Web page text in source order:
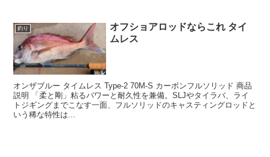
釣り
オフショアロッドならこれ タイ
ムレス
オンザブルー タイムレス Type-2 70M-S カーボンフルソリッド 商品
説明 「柔と剛」粘るパワーと耐久性を兼備。SLJやタイラバ、ライ
トジギングまでこなす一面、フルソリッドのキャスティングロッドと
いう稀な特性は...